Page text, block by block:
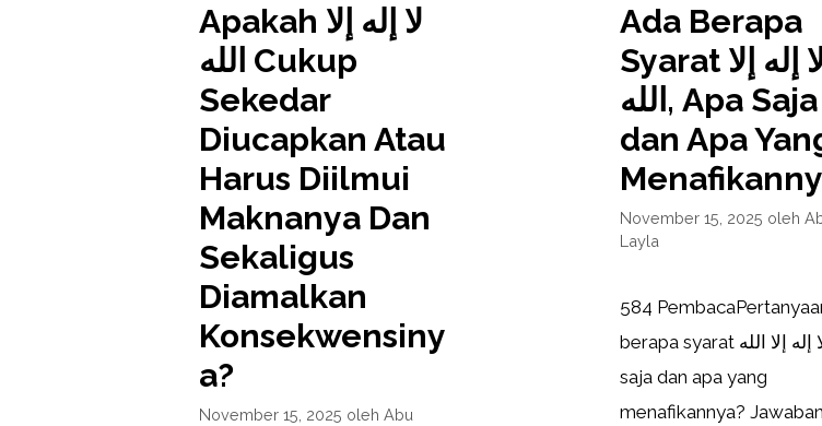
Apakah لا إله إلا
الله Cukup
Sekedar
Diucapkan Atau
Harus Diilmui
Maknanya Dan
Sekaligus
Diamalkan
Konsekwensiny
a?
November 15, 2025 oleh Abu
Ada Berapa
Syarat لا إله إلا
الله, Apa Saja
dan Apa
November 15, 2025 oleh
Layla
584
berapa syarat لا إله إلا الله, apa
saja dan apa yang
menafikannya?